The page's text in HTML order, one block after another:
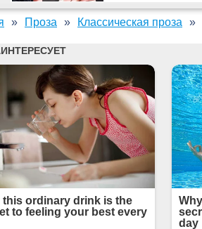
Проза Классическая проза